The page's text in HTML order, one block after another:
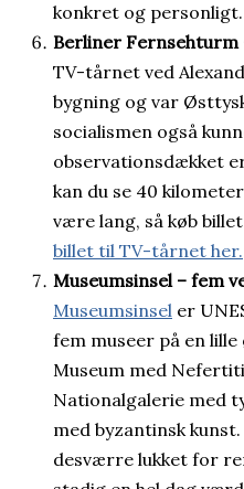
konkret og
Berliner Fernsehturm
TV-tårnet ved
bygning og var
socialismen også
observationsdækket
kan du se 40
være lang, så køb
billet til TV-tårnet her.
Museumsinsel – fem
Museumsinsel er
fem museer på en
Museum med
Nationalgalerie med
med byzantinsk
desværre lukket for